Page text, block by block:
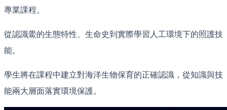
專業課程。
從認識鱟的生態特性、生命史到實際學習人工環境下的照護技
能。
學生將在課程中建立對海洋生物保育的正確認識，從知識與技
能兩大層面落實環境保護。